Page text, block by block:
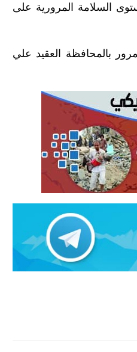
السلامة المرورية على
بالمحافظة العقيد علي